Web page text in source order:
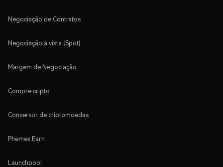
Negociação de Contratos
Negociação à vista (Spot)
Margem de Negociação
Compre cripto
Conversor de criptomoedas
Phemex Earn
Launchpool